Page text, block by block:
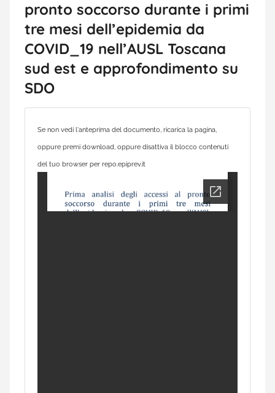
pronto soccorso durante i primi
tre mesi dell’epidemia da
COVID_19 nell’AUSL Toscana
sud est e approfondimento su
SDO
Se non vedi l'anteprima del documento, ricarica la pagina,
oppure premi download, oppure disattiva il blocco contenuti
del tuo browser per repo.epiprev.it